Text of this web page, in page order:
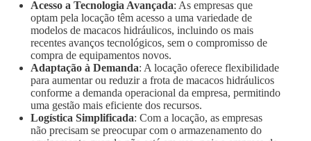
Acesso a Tecnologia Avançada: As empresas que
optam pela locação têm acesso a uma variedade de
modelos de macacos hidráulicos, incluindo os mais
recentes avanços tecnológicos, sem o compromisso de
compra de equipamentos novos.
Adaptação à Demanda: A locação oferece flexibilidade
para aumentar ou reduzir a frota de macacos hidráulicos
conforme a demanda operacional da empresa, permitindo
uma gestão mais eficiente dos recursos.
Logística Simplificada: Com a locação, as empresas
não precisam se preocupar com o armazenamento do